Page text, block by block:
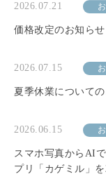
2026.07.21
価格改定のお知ら
2026.07.15
夏季休業について
2026.06.15
スマホ写真からAI
プリ「カゲミル」